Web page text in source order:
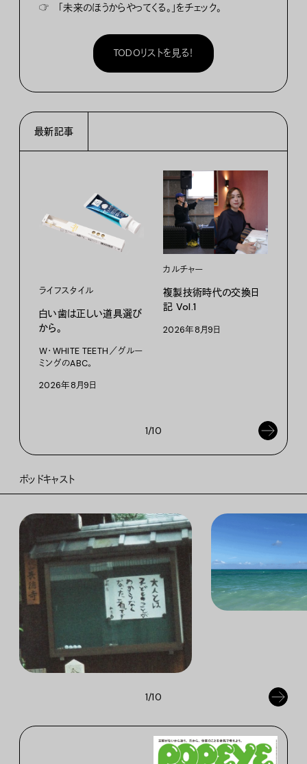
☞
「未来のほうからやってくる。」をチェック。
TODOリストを見る！
最新記事
ライフスタイル
白い歯は正しい道具選び
から。
W・WHITE TEETH／グルー
ミングのABC。
2026年8月9日
カルチャー
複製技術時代の交換日
記 Vol.1
2026年8月9日
1/10
ポッドキャスト
1/10